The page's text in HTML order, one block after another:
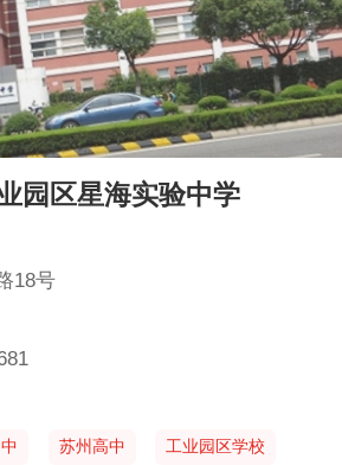
园区星海实验中学
18号
苏州高中 工业园区学校